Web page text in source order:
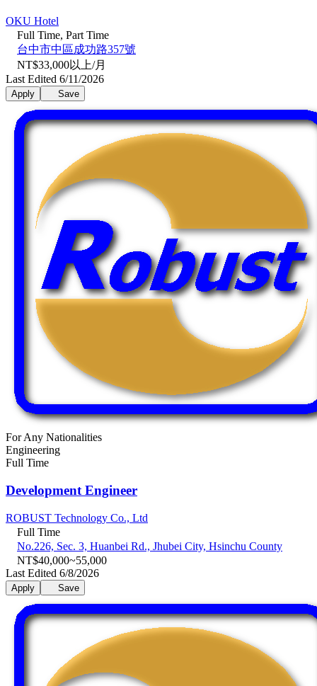
OKU Hotel
Full Time, Part Time
台中市中區成功路357號
NT$33,000以上/月
Last Edited 6/11/2026
Apply Save
For Any Nationalities
Engineering
Full Time
Development Engineer
ROBUST Technology Co., Ltd
Full Time
No.226, Sec. 3, Huanbei Rd., Jhubei City, Hsinchu County
NT$40,000~55,000
Last Edited 6/8/2026
Apply Save